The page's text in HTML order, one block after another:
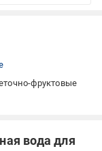
фруктовые
вода для